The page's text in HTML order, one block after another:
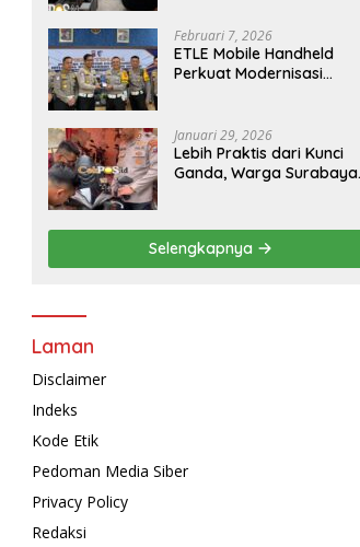
Februari 7, 2026
ETLE Mobile Handheld
Perkuat Modernisasi
Januari 29, 2026
Lebih Praktis dari Kunci
Ganda, Warga Surabaya
Polrestabes Surabaya
Selengkapnya
Laman
Disclaimer
Indeks
Kode Etik
Pedoman Media Siber
Privacy Policy
Redaksi